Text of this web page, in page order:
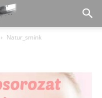
Natur_smink